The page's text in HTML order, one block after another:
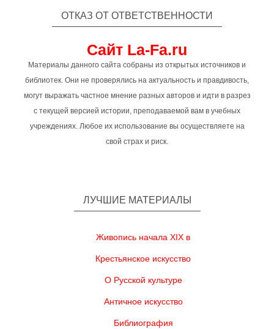
ОТКАЗ ОТ ОТВЕТСТВЕННОСТИ
Сайт La-Fa.ru
Материалы данного сайта собраны из открытых источников и
библиотек. Они не проверялись на актуальность и правдивость,
могут выражать частное мнение разных авторов и идти в разрез
с текущей версией истории, преподаваемой вам в учебных
учреждениях. Любое их использование вы осуществляете на
свой страх и риск.
ЛУЧШИЕ МАТЕРИАЛЫ
Живопись начала XIX в
Крестьянское искусство
О Русской культуре
Античное искусство
Библиография